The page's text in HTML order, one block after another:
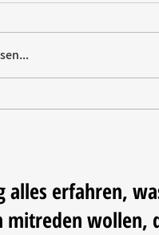
alles erfahren,
mitreden wollen,